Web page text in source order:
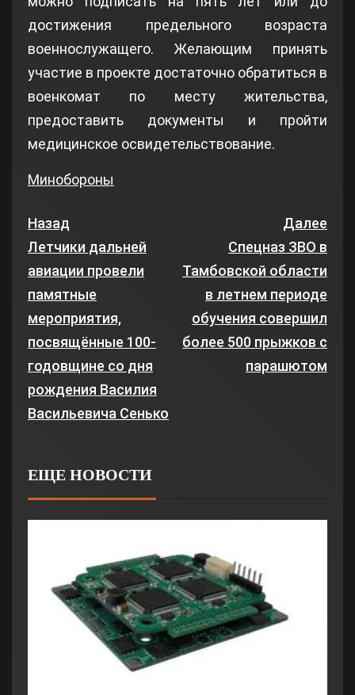
достижения предельного возраста
военнослужащего. Желающим принять
участие в проекте достаточно обратиться в
военкомат по месту жительства,
предоставить документы и пройти
медицинское освидетельствование.
Минобороны
Назад
Летчики дальней
авиации провели
памятные
мероприятия,
посвящённые 100-
годовщине со дня
рождения Василия
Васильевича Сенько
Далее
Спецназ ЗВО в
Тамбовской области
в летнем периоде
обучения совершил
более 500 прыжков с
парашютом
ЕЩЕ НОВОСТИ